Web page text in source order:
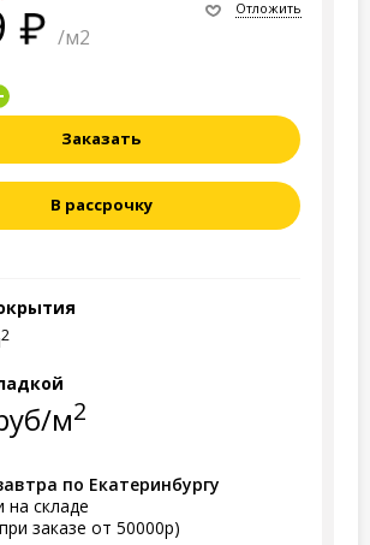
/м2
Отложить
Заказать
В рассрочку
2
м2
по Екатеринбургу
на складе
заказе от 50000р)